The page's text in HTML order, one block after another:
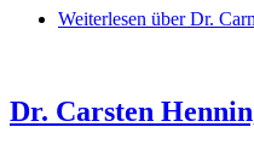
Weiterlesen über Dr.
Dr. Carsten